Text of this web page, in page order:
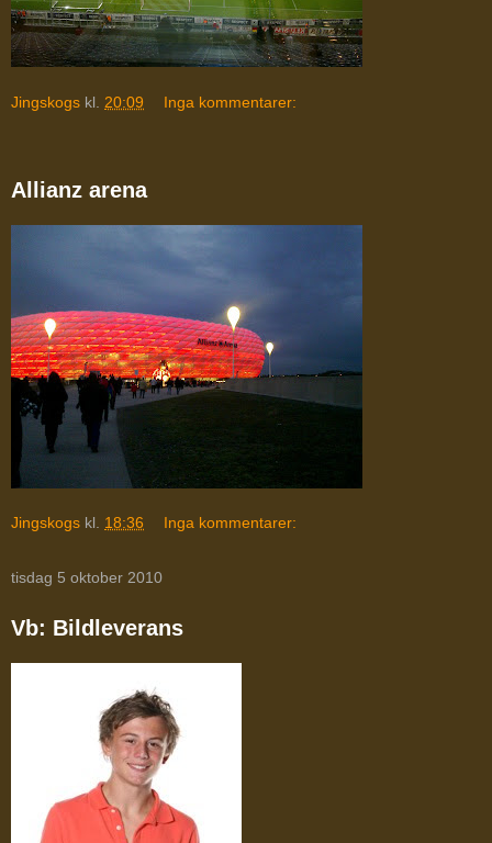
Jingskogs kl. 20:09 Inga kommentarer:
Allianz arena
Jingskogs kl. 18:36 Inga kommentarer:
tisdag 5 oktober 2010
Vb: Bildleverans